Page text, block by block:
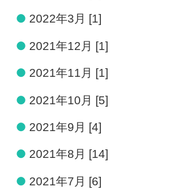
● 2022年3月 [1]
● 2021年12月 [1]
● 2021年11月 [1]
● 2021年10月 [5]
● 2021年9月 [4]
● 2021年8月 [14]
● 2021年7月 [6]